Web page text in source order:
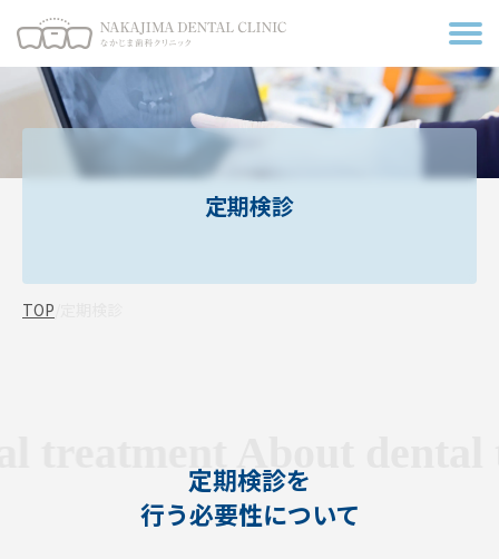
トップページ
当院について
スタッフ紹介
当院が選ばれる理由
虫歯治療・根管治療
・ブログ・症例
カウンセリング申込
定期検診
TOP
定期検診を
行う必要性について